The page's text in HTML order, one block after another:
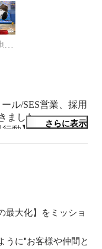
その他エンジニア
ル/SES営業、採用
ました。
行動】がモットー。
を大切にしていま
・クライアント・
！
さらに表示
最大化】をミッショ
うに"お客様や仲間と